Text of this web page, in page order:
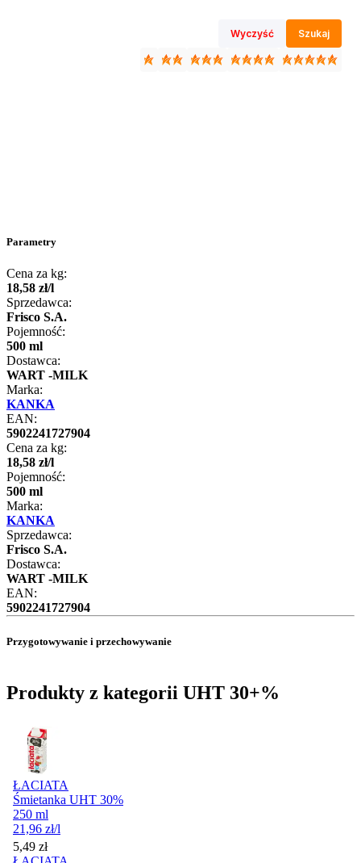
Wyczyść Szukaj
Parametry
Cena za kg:
18,58 zł/l
Sprzedawca:
Frisco S.A.
Pojemność:
500 ml
Dostawca:
WART -MILK
Marka:
KANKA
EAN:
5902241727904
Cena za kg:
18,58 zł/l
Pojemność:
500 ml
Marka:
KANKA
Sprzedawca:
Frisco S.A.
Dostawca:
WART -MILK
EAN:
5902241727904
Przygotowywanie i przechowywanie
Produkty z kategorii UHT 30+%
ŁACIATA
Śmietanka UHT 30%
250 ml
21,96 zł/l
Cena
5,49 zł